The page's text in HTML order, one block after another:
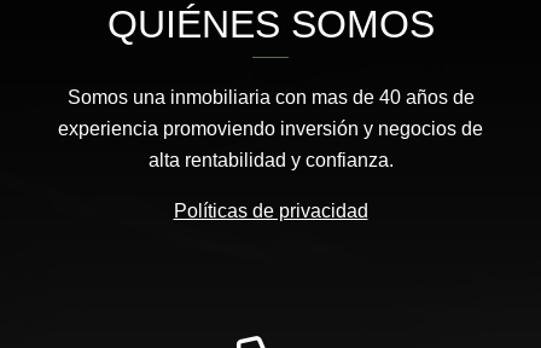
QUIÉNES SOMOS
Somos una inmobiliaria con mas de 40 años de
experiencia promoviendo inversión y negocios de
alta rentabilidad y confianza.
Políticas de privacidad